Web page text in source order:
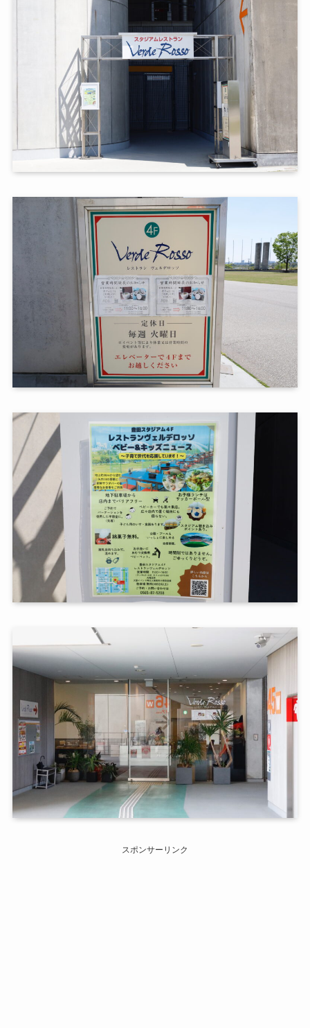
スポンサーリンク